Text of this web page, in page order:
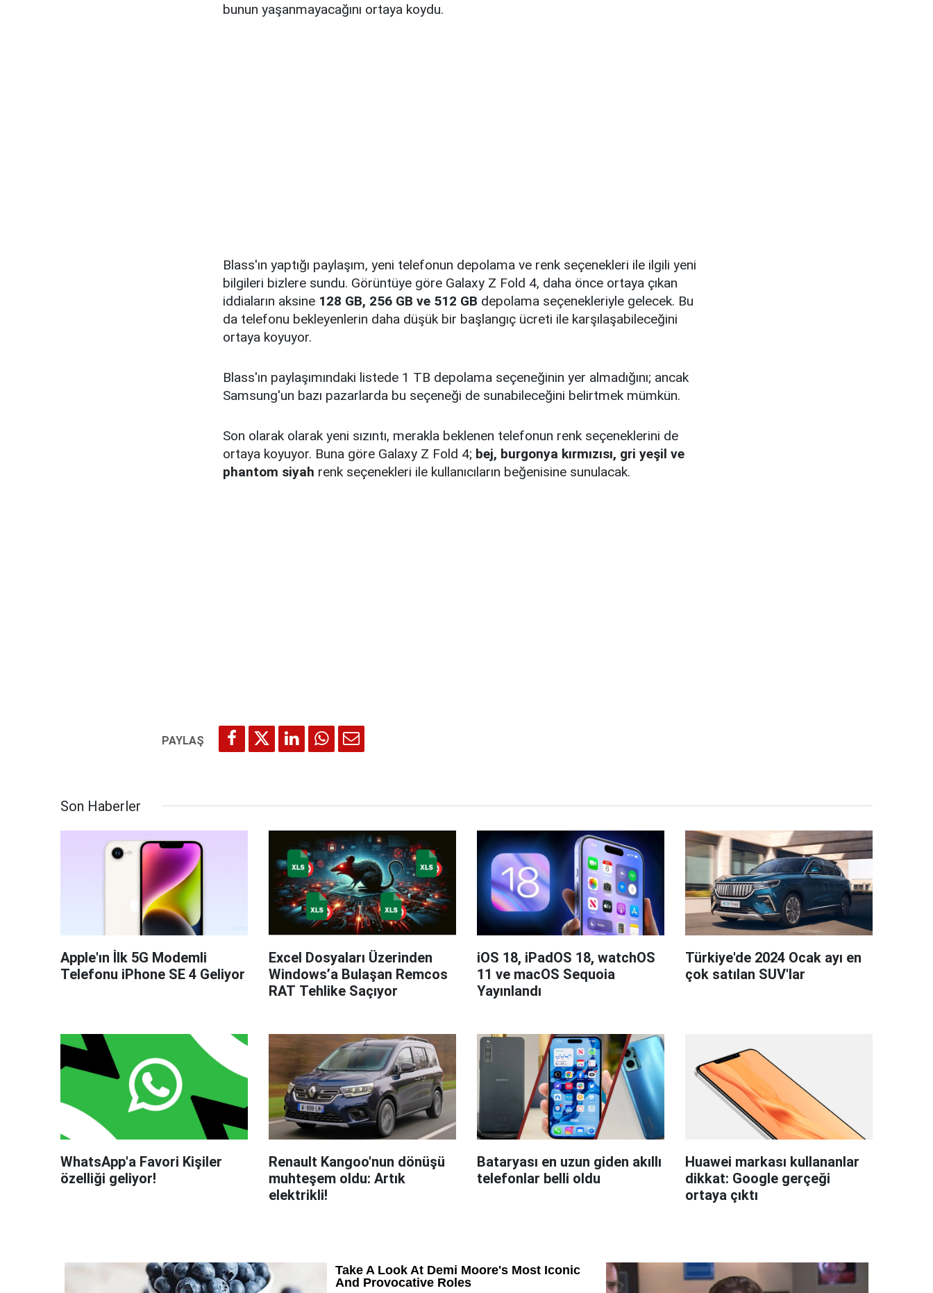
bunun yaşanmayacağını ortaya koydu.
Blass'ın yaptığı paylaşım, yeni telefonun depolama ve renk seçenekleri ile ilgili yeni
bilgileri bizlere sundu. Görüntüye göre Galaxy Z Fold 4, daha önce ortaya çıkan
iddiaların aksine 128 GB, 256 GB ve 512 GB depolama seçenekleriyle gelecek. Bu
da telefonu bekleyenlerin daha düşük bir başlangıç ücreti ile karşılaşabileceğini
ortaya koyuyor.
Blass'ın paylaşımındaki listede 1 TB depolama seçeneğinin yer almadığını; ancak
Samsung'un bazı pazarlarda bu seçeneği de sunabileceğini belirtmek mümkün.
Son olarak olarak yeni sızıntı, merakla beklenen telefonun renk seçeneklerini de
ortaya koyuyor. Buna göre Galaxy Z Fold 4; bej, burgonya kırmızısı, gri yeşil ve
phantom siyah renk seçenekleri ile kullanıcıların beğenisine sunulacak.
Son Haberler
Apple'ın İlk 5G Modemli
Telefonu iPhone SE 4 Geliyor
Excel Dosyaları Üzerinden
Windows’a Bulaşan Remcos
RAT Tehlike Saçıyor
iOS 18, iPadOS 18, watchOS
11 ve macOS Sequoia
Yayınlandı
Türkiye'de 2024 Ocak ayı en
çok satılan SUV'lar
WhatsApp'a Favori Kişiler
özelliği geliyor!
Renault Kangoo'nun dönüşü
muhteşem oldu: Artık
elektrikli!
Bataryası en uzun giden akıllı
telefonlar belli oldu
Huawei markası kullananlar
dikkat: Google gerçeği
ortaya çıktı